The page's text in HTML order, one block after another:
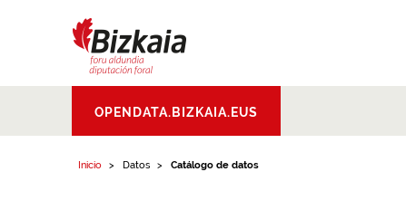
Aldundia.Diputacion
Foral de Bizkaia
OPENDATA.BIZKAIA.EUS
Inicio Datos Catálogo de datos